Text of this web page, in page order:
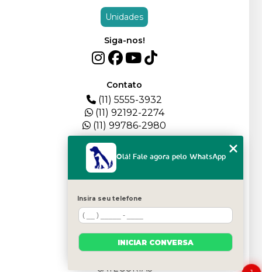
Unidades
Siga-nos!
Contato
(11) 5555-3932
(11) 92192-2274
(11) 99786-2980
QUEM SOMOS
BLOG
FILHOTES
CATEGORIAS
Olá! Fale agora pelo WhatsApp
Insira seu telefone
INICIAR CONVERSA